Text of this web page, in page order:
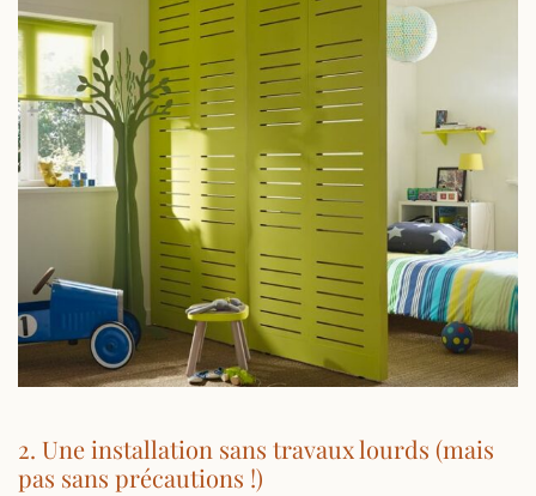
2. Une installation sans travaux lourds (mais
pas sans précautions !)